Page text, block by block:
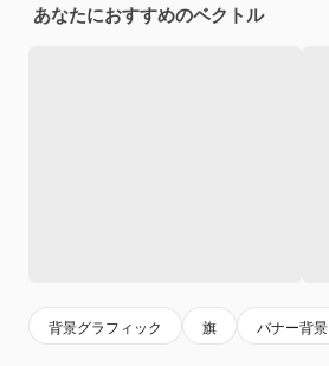
あなたにおすすめのベクトル
背景グラフィック 旗 バナー背景